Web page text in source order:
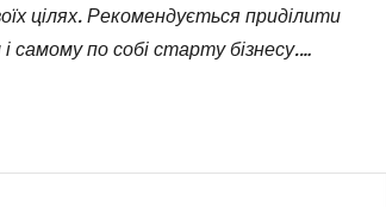
цілях. Рекомендується приділити
по собі старту бізнесу.…